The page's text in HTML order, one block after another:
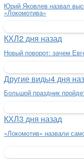
Юрий Яковлев назвал
«Локомотива»
КХЛ2 дня назад
Новый поворот: зачем
Другие виды4 дня
Большой праздник
КХЛ3 дня назад
«Локомотив» назвали